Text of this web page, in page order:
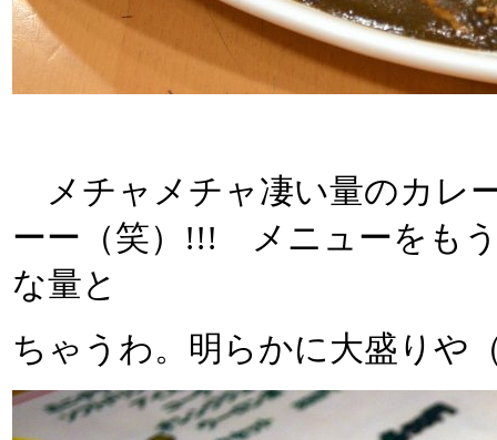
メチャメチャ凄い量のカレ
ーー（笑）!!! メニューをも
な量と
ちゃうわ。明らかに大盛りや